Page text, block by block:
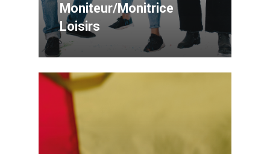
Moniteur/Monitrice
Loisirs